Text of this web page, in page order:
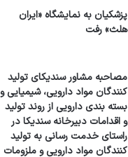
پزشکیان به نمایشگاه «ایران
هلث» رفت
مصاحبه مشاور سندیکای تولید
کنندگان مواد دارویی، شیمیایی و
بسته بندی دارویی از روند تولید
و اقدامات دبیرخانه سندیکا در
راستای خدمت رسانی به تولید
کنندگان مواد دارویی و ملزومات